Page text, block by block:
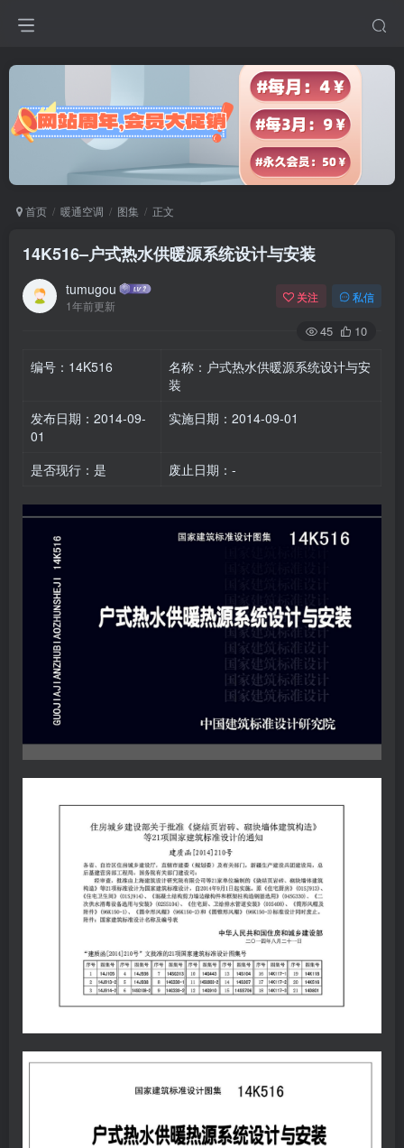
首页 暖通空调 图集 正文
14K516–户式热水供暖源系统设计与安装
tumugou
1年前更新
关注 私信
45 10
编号：14K516
名称：户式热水供暖源系统设计与安
装
发布日期：2014-09-
01
实施日期：2014-09-01
是否现行：是 废止日期：-